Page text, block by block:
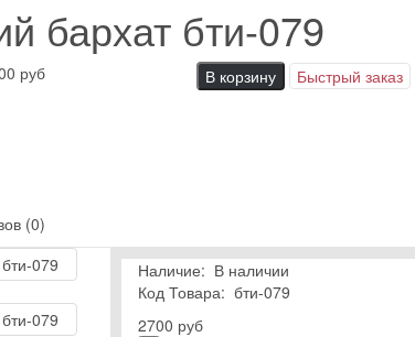
бархат бти-079
руб В корзину Быстрый заказ
(0)
Наличие: В наличии
Код Товара: бти-079
2700 руб